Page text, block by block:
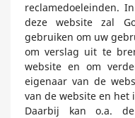
reclamedoeleinden.
deze website zal
gebruiken om uw
om verslag uit te
website en om
eigenaar van de
van de website en het
Daarbij kan o.a.